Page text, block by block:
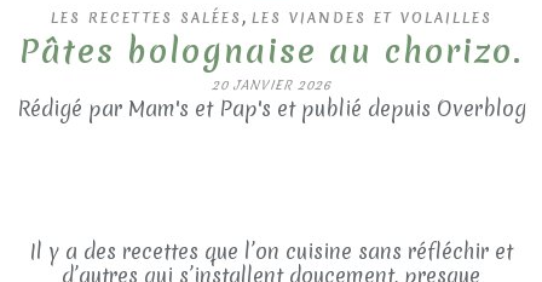
LES RECETTES SALÉES , LES VIANDES ET VOLAILLES
Pâtes bolognaise au chorizo.
20 JANVIER 2026
Rédigé par Mam's et Pap's et publié depuis Overblog
Il y a des recettes que l’on cuisine sans réfléchir et
d’autres qui s’installent doucement, presque